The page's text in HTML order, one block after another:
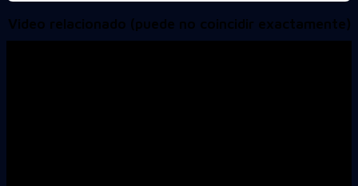
Video relacionado (puede no coincidir exactamente)